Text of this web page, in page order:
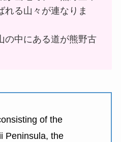
れる山々が連なりま
の中にある道が熊野古
of the
Peninsula, the